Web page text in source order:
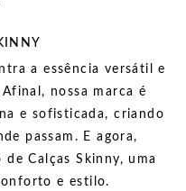
a essência versátil e
Afinal, nossa marca é
e sofisticada, criando
passam. E agora,
Calças Skinny, uma
e estilo.